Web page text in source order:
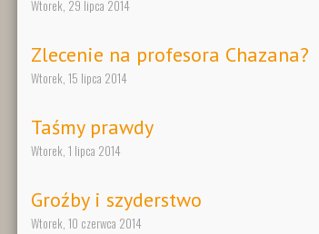
Wtorek, 29 lipca 2014
Zlecenie na profesora Chazana?
Wtorek, 15 lipca 2014
Taśmy prawdy
Wtorek, 1 lipca 2014
Groźby i szyderstwo
Wtorek, 10 czerwca 2014